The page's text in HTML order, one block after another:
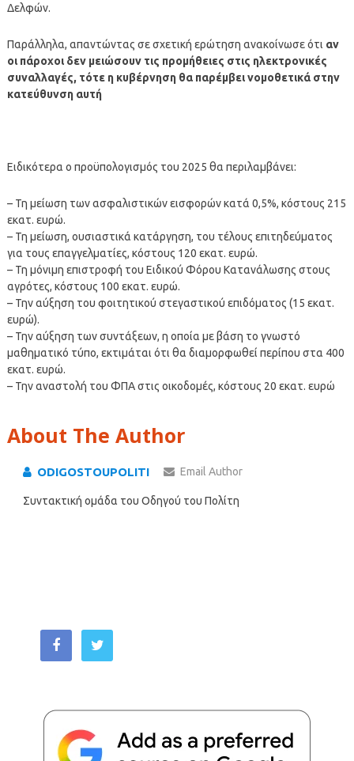
Δελφών.
Παράλληλα, απαντώντας σε σχετική ερώτηση ανακοίνωσε ότι αν
οι πάροχοι δεν μειώσουν τις προμήθειες στις ηλεκτρονικές
συναλλαγές, τότε η κυβέρνηση θα παρέμβει νομοθετικά στην
κατεύθυνση αυτή
Ειδικότερα ο προϋπολογισμός του 2025 θα περιλαμβάνει:
– Τη μείωση των ασφαλιστικών εισφορών κατά 0,5%, κόστους 215
εκατ. ευρώ.
– Τη μείωση, ουσιαστικά κατάργηση, του τέλους επιτηδεύματος
για τους επαγγελματίες, κόστους 120 εκατ. ευρώ.
– Τη μόνιμη επιστροφή του Ειδικού Φόρου Κατανάλωσης στους
αγρότες, κόστους 100 εκατ. ευρώ.
– Την αύξηση του φοιτητικού στεγαστικού επιδόματος (15 εκατ.
ευρώ).
– Την αύξηση των συντάξεων, η οποία με βάση το γνωστό
μαθηματικό τύπο, εκτιμάται ότι θα διαμορφωθεί περίπου στα 400
εκατ. ευρώ.
– Την αναστολή του ΦΠΑ στις οικοδομές, κόστους 20 εκατ. ευρώ
About The Author
ODIGOSTOUPOLITI Email Author
Συντακτική ομάδα του Οδηγού του Πολίτη